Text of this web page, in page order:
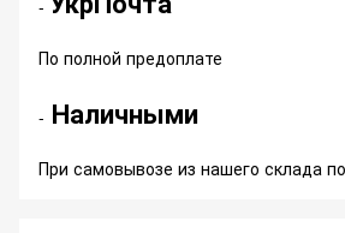
-
По полной предоплате
- Наличными
При самовывозе из нашего склада